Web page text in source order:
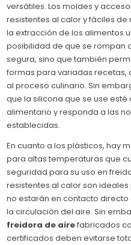
versátiles. Los moldes y
resistentes al calor y fáciles
la extracción de los alimentos
posibilidad de que se rompan
segura, sino que también
formas para variadas
al proceso culinario. Sin
que la silicona que se use
alimentario y responda a las
establecidas.
En cuanto a los plásticos, hay
para altas temperaturas que
seguridad para su uso en
resistentes al calor son
no estarán en contacto
la circulación del aire. Sin
freidora de airefabricados
certificados deben evitarse